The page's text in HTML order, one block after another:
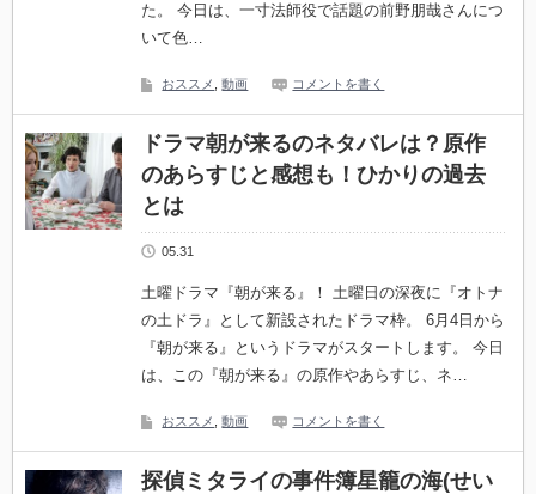
た。 今日は、一寸法師役で話題の前野朋哉さんにつ
いて色…
おススメ ,動画 コメントを書く
ドラマ朝が来るのネタバレは？原作
のあらすじと感想も！ひかりの過去
とは
05.31
土曜ドラマ『朝が来る』！ 土曜日の深夜に『オトナ
の土ドラ』として新設されたドラマ枠。 6月4日から
『朝が来る』というドラマがスタートします。 今日
は、この『朝が来る』の原作やあらすじ、ネ…
おススメ ,動画 コメントを書く
探偵ミタライの事件簿星籠の海(せい